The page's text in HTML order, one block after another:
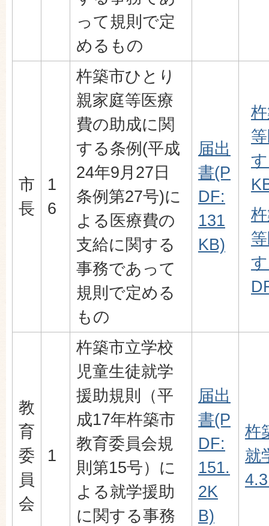
って規則で定
めるもの
市
長
1
6
杵築市ひとり
親家庭等医療
費の助成に関
する条例(平成
24年9月27日
条例第27号)に
よる医療費の
支給に関する
事務であって
規則で定める
もの
届出
書(P
DF:
131
KB)
教
育
委
員
会
1
杵築市立学校
児童生徒就学
援助規則（平
成17年杵築市
教育委員会規
則第15号）に
よる就学援助
に関する事務
届出
書(P
DF:
151.
2K
B)
杵
就